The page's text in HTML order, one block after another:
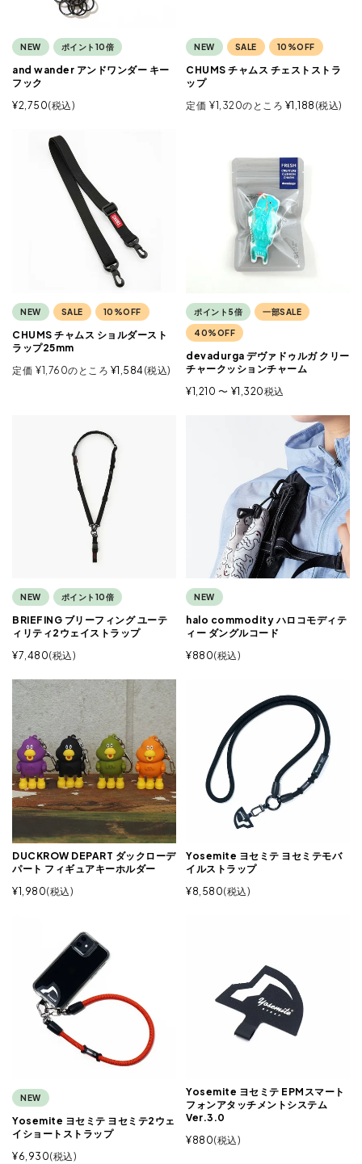
NEW ポイント10倍
and wander アンドワンダー キー
フック
¥2,750 税込
NEW SALE 10%OFF
CHUMS チャムス チェストストラ
ップ
定価 ¥1,320のところ ¥1,188 税込
NEW SALE 10%OFF
CHUMS チャムス ショルダースト
ラップ25mm
定価 ¥1,760のところ ¥1,584 税込
ポイント5倍 一部SALE
40%OFF
devadurga デヴァドゥルガ クリー
チャークッションチャーム
¥1,210 〜 ¥1,320税込
NEW ポイント10倍
BRIEFING ブリーフィング ユーテ
ィリティ2ウェイストラップ
¥7,480 税込
NEW
halo commodity ハロコモディテ
ィー ダングルコード
¥880 税込
DUCKROW DEPART ダックローデ
パート フィギュアキーホルダー
¥1,980 税込
Yosemite ヨセミテ ヨセミテモバ
イルストラップ
¥8,580 税込
NEW
Yosemite ヨセミテ ヨセミテ2ウェ
イショートストラップ
¥6,930 税込
Yosemite ヨセミテ EPMスマート
フォンアタッチメントシステム
Ver.3.0
¥880 税込